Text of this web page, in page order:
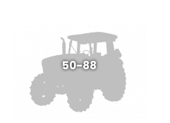
50-88